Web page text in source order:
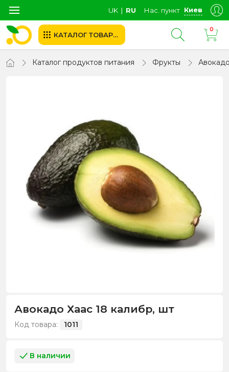
UK ∣ RU Нас. пункт Киев
КАТАЛОГ ТОВАРОВ
0
Каталог продуктов питания Фрукты
Авокадо Хаас 18 калибр, шт
Код товара: 1011
В наличии